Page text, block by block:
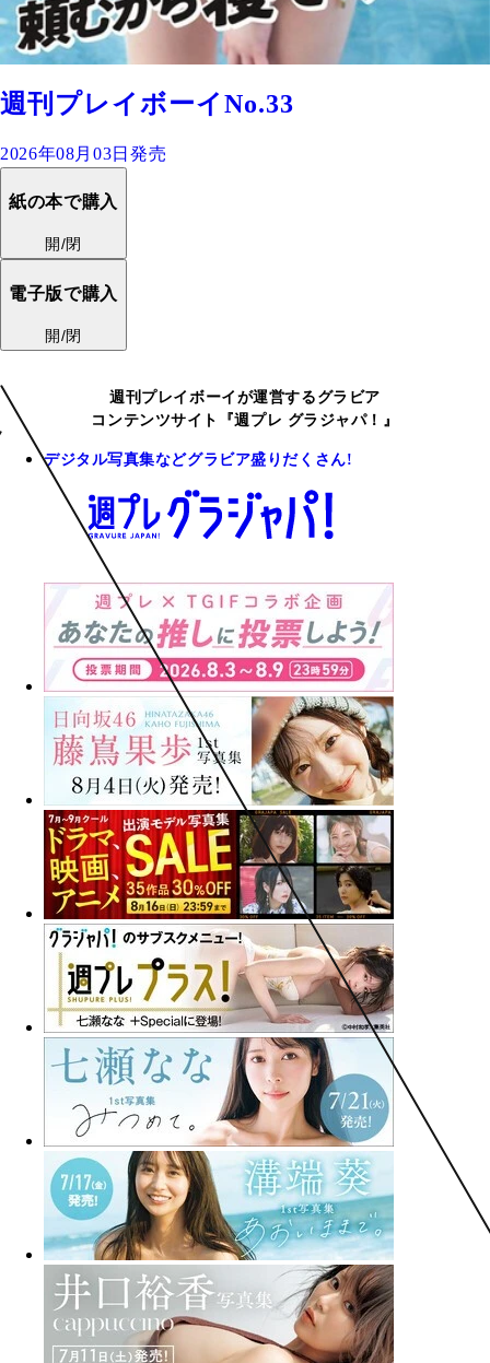
週刊プレイボーイNo.33
2026年08月03日発売
紙の本で購入
開/閉
電子版で購入
開/閉
週刊プレイボーイが運営するグラビア
コンテンツサイト『週プレ グラジャパ！』
デジタル写真集などグラビア盛りだくさん!